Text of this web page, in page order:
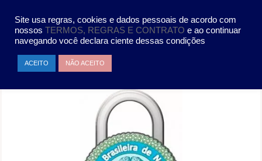
conteúdo
SEM PERMISSÃO PARA ACESSAR
ESSA PÁGINA
Site usa regras, cookies e dados pessoais de acordo com
nossos TERMOS, REGRAS E CONTRATO e ao continuar
navegando você declara ciente dessas condições
ACEITO NÃO ACEITO